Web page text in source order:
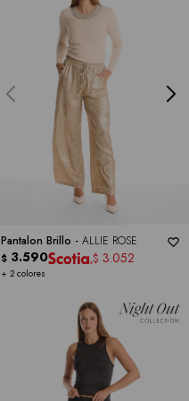
Pantalon Brillo - ALLIE ROSE
+ 2 colores
$ 3.590 $ 3.052